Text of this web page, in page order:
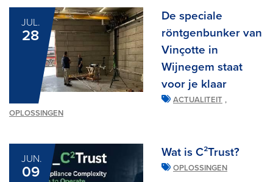
JUL.
28
De speciale
röntgenbunker van
Vinçotte in
Wijnegem staat
voor je klaar
ACTUALITEIT ,
OPLOSSINGEN
JUN.
09
Wat is C²Trust?
OPLOSSINGEN